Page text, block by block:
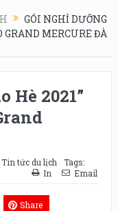
GÓI NGHỈ DƯỠNG
GRAND MERCURE ĐÀ
Hè 2021”
Tin tức du lịch
Tags:
In
Email
Share